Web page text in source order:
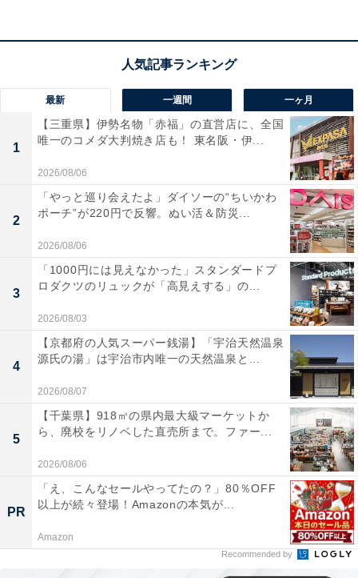
「月待の滝」は夏に流しそうめん・かき氷も楽し
める！ 滝の裏側をくぐれる珍しい「裏見の滝」
最新 一週間 一ヶ月
1
【三重県】伊勢名物「赤福」の直営店に、全国
唯一のコメダ大判焼き店も！ 東名阪・伊...
2026/08/06
2
「やっと巡り会えたよ」ダイソーの“ちいかわ
ポーチ”が220円で反響。ぬい活＆防災...
2026/08/06
3
「1000円には見えなかった」スタンダードプ
ロダクツのリュックが「高見えする」の...
2026/08/03
4
【京都府の人気スーパー銭湯】「宇治天然温泉
源氏の湯」は宇治市内唯一の天然温泉と...
2026/08/07
5
【千葉県】918㎡の県内最大級マーケットか
ら、廃校をリノベした直売所まで。ファー...
2026/08/06
PR
「え、こんなセールやってたの？」80％OFF
以上が続々登場！Amazonの本気が...
Amazon
Recommended by